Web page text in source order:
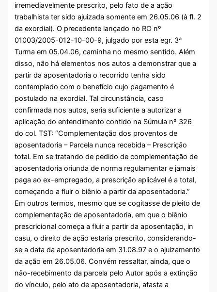
irremediavelmente prescrito, pelo fato de a ação
trabalhista ter sido ajuizada somente em 26.05.06 (à fl. 2
da exordial). O precedente lançado no RO nº
01003/2005-012-10-00-9, julgado por esta egr. 3ª
Turma em 05.04.06, caminha no mesmo sentido. Além
disso, não há elementos nos autos a demonstrar que a
partir da aposentadoria o recorrido tenha sido
contemplado com o benefício cujo pagamento é
postulado na exordial. Tal circunstância, caso
confirmada nos autos, seria suficiente a autorizar a
aplicação do entendimento contido na Súmula nº 326
do col. TST: “Complementação dos proventos de
aposentadoria – Parcela nunca recebida – Prescrição
total. Em se tratando de pedido de complementação de
aposentadoria oriunda de norma regulamentar e jamais
paga ao ex-empregado, a prescrição aplicável é a total,
começando a fluir o biênio a partir da aposentadoria.”
Em outros termos, mesmo que se cogitasse de pleito de
complementação de aposentadoria, em que o biênio
prescricional começa a fluir a partir da aposentação, in
casu, o direito de ação estaria prescrito, considerando-
se a data da aposentadoria em 31.08.97 e o ajuizamento
da ação em 26.05.06. Convém ressaltar, ainda, que o
não-recebimento da parcela pelo Autor após a extinção
do vínculo, pelo ato de aposentadoria, afasta a